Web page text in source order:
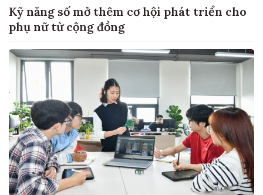
Kỹ năng số mở thêm cơ hội phát triển cho
phụ nữ từ cộng đồng